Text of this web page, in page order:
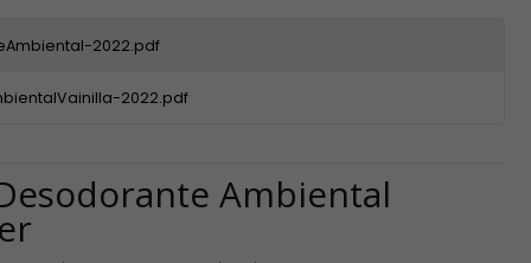
2022.pdf
2022.pdf
Ambiental